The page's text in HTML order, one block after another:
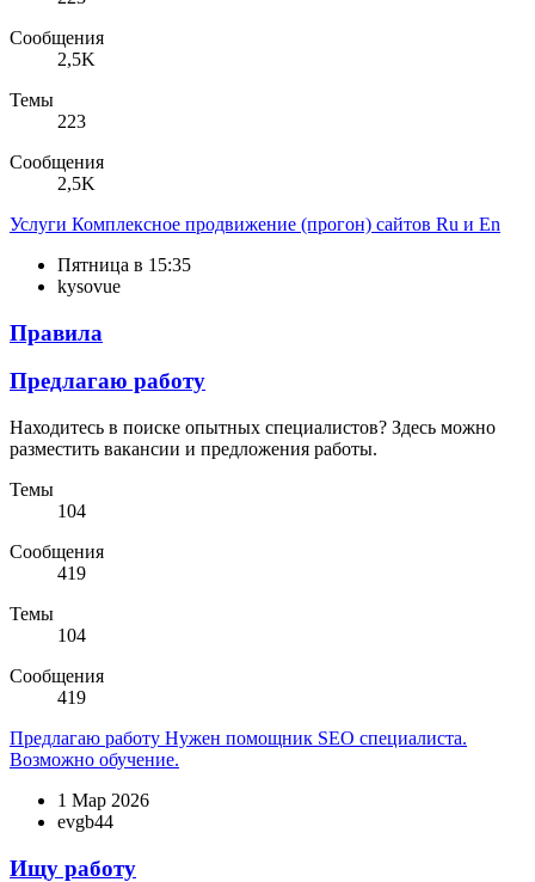
Сообщения
2,5K
Темы
223
Сообщения
2,5K
Услуги Комплексное продвижение (прогон) сайтов Ru и En
Пятница в 15:35
kysovue
Правила
Предлагаю работу
Находитесь в поиске опытных специалистов? Здесь можно
разместить вакансии и предложения работы.
Темы
104
Сообщения
419
Темы
104
Сообщения
419
Предлагаю работу Нужен помощник SEO специалиста.
Возможно обучение.
1 Мар 2026
evgb44
Ищу работу